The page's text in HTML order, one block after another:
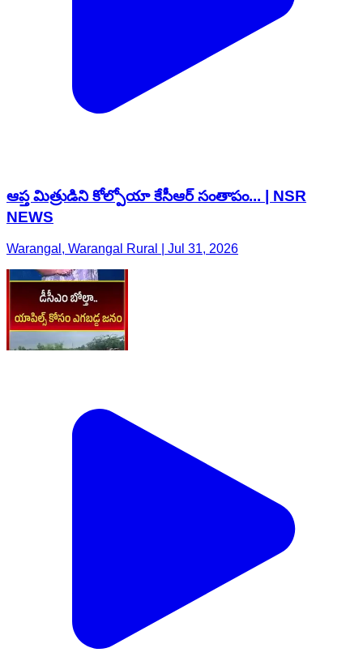
ఆప్త మిత్రుడిని కోల్పోయా కేసీఆర్ సంతాపం... | NSR
NEWS
Warangal, Warangal Rural | Jul 31, 2026